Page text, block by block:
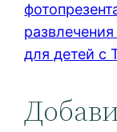
для детей с